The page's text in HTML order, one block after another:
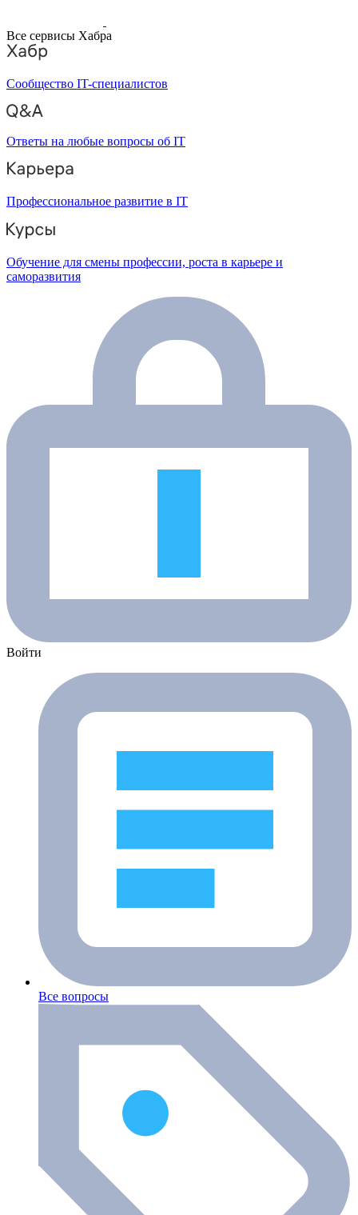
Все сервисы Хабра
Сообщество IT-специалистов
Ответы на любые вопросы об IT
Профессиональное развитие в IT
Обучение для смены профессии, роста в карьере и
саморазвития
Войти
Все вопросы